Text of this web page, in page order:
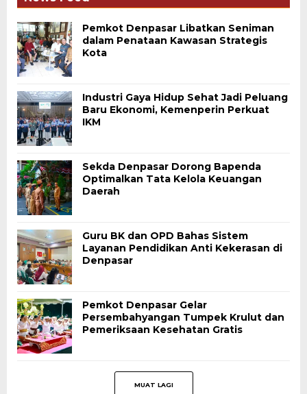
Pemkot Denpasar Libatkan Seniman
dalam Penataan Kawasan Strategis
Kota
Industri Gaya Hidup Sehat Jadi Peluang
Baru Ekonomi, Kemenperin Perkuat
IKM
Sekda Denpasar Dorong Bapenda
Optimalkan Tata Kelola Keuangan
Daerah
Guru BK dan OPD Bahas Sistem
Layanan Pendidikan Anti Kekerasan di
Denpasar
Pemkot Denpasar Gelar
Persembahyangan Tumpek Krulut dan
Pemeriksaan Kesehatan Gratis